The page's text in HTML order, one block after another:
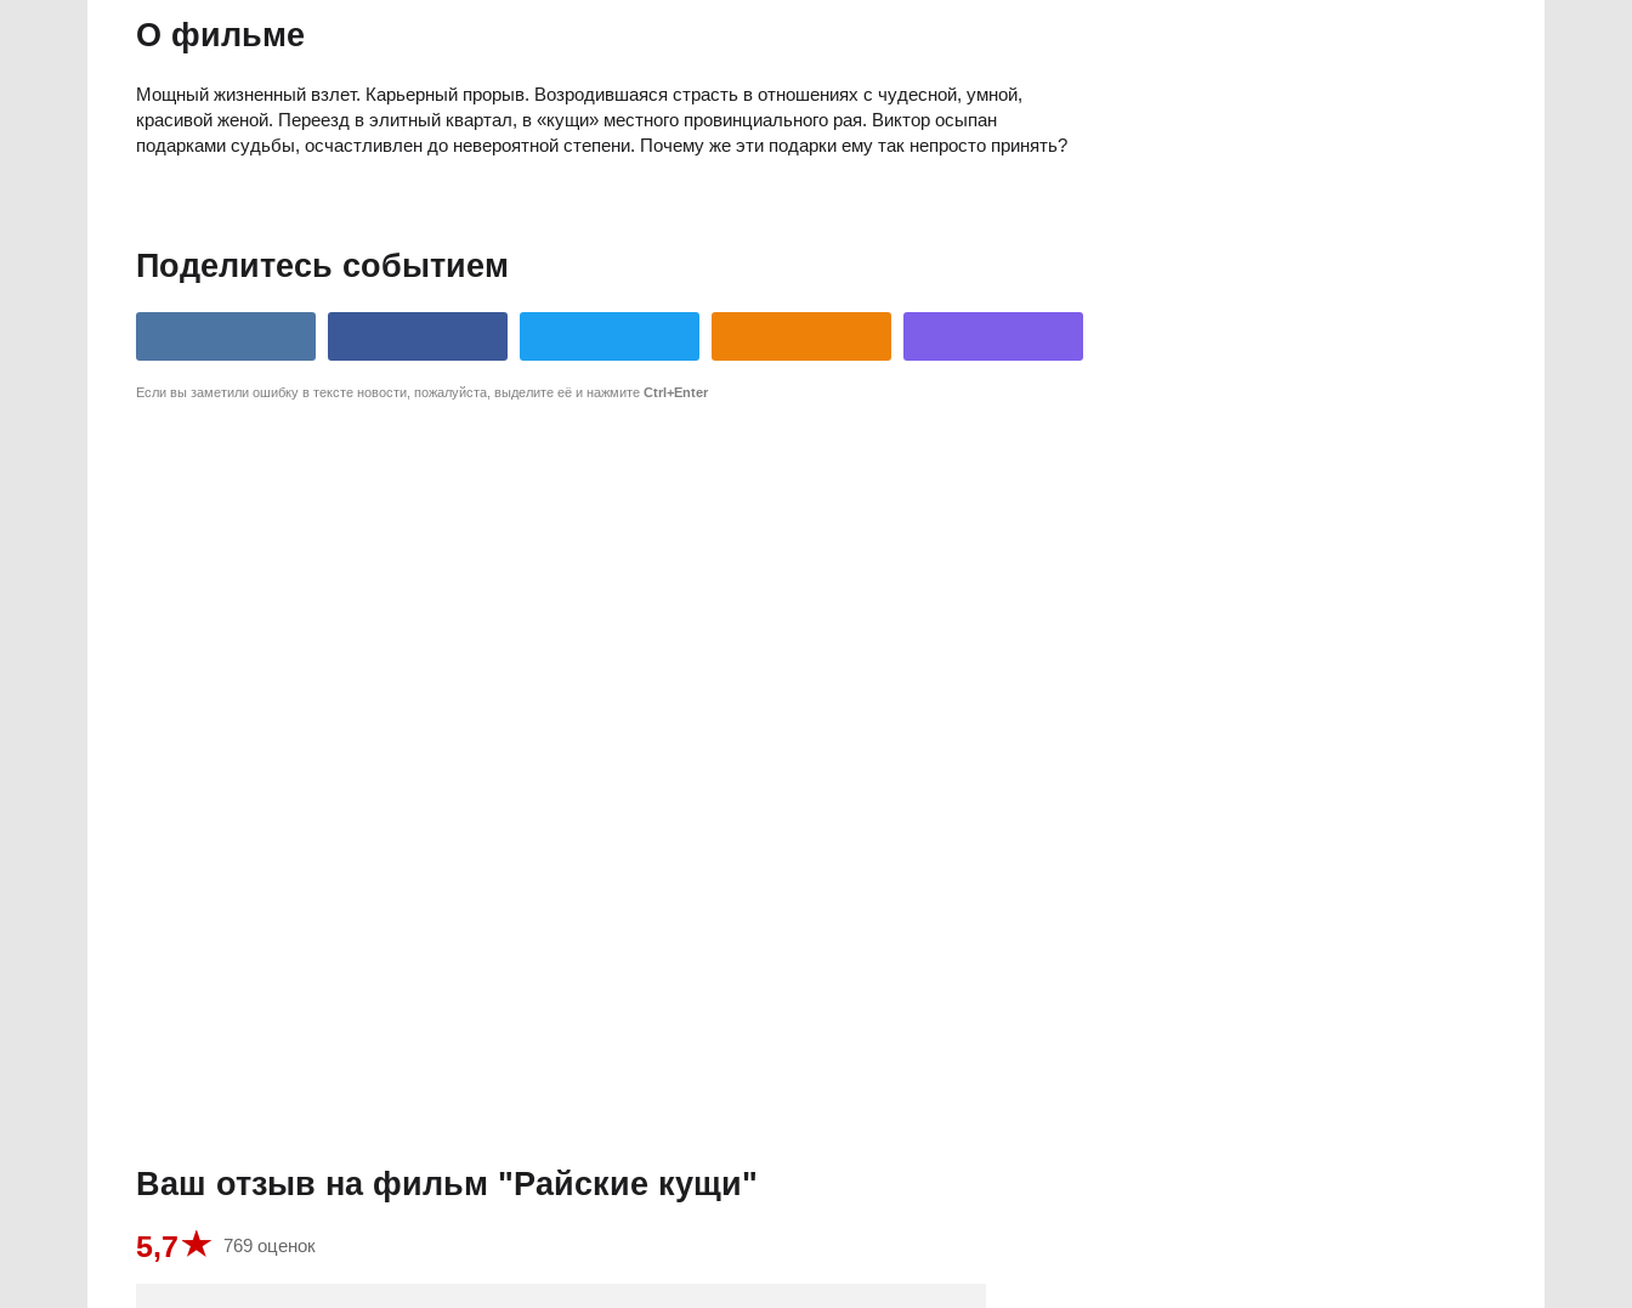
О фильме
Мощный жизненный взлет. Карьерный прорыв. Возродившаяся страсть в отношениях с чудесной, умной,
красивой женой. Переезд в элитный квартал, в «кущи» местного провинциального рая. Виктор осыпан
подарками судьбы, осчастливлен до невероятной степени. Почему же эти подарки ему так непросто принять?
Поделитесь событием
Если вы заметили ошибку в тексте новости, пожалуйста, выделите её и нажмите Ctrl+Enter
Ваш отзыв на фильм "Райские кущи"
5,7 769 оценок